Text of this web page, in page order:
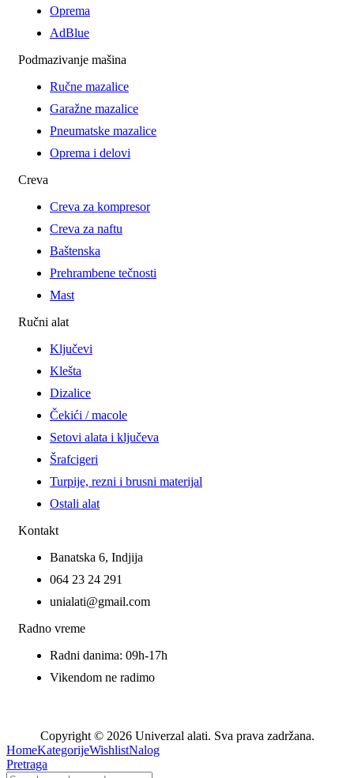
Oprema
AdBlue
Podmazivanje mašina
Ručne mazalice
Garažne mazalice
Pneumatske mazalice
Oprema i delovi
Creva
Creva za kompresor
Creva za naftu
Baštenska
Prehrambene tečnosti
Mast
Ručni alat
Ključevi
Klešta
Dizalice
Čekići / macole
Setovi alata i ključeva
Šrafcigeri
Turpije, rezni i brusni materijal
Ostali alat
Kontakt
Banatska 6, Indjija
064 23 24 291
unialati@gmail.com
Radno vreme
Radni danima: 09h-17h
Vikendom ne radimo
Copyright © 2026 Univerzal alati. Sva prava zadržana.
HomeKategorijeWishlistNalog
Pretraga